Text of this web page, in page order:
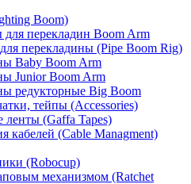
Boom)
для перекладин Boom Arm
перекладины (Pipe Boom Rig)
Baby Boom Arm
Junior Boom Arm
редукторные Big Boom
тейпы (Accessories)
(Gaffa Tapes)
кабелей (Cable Managment)
(Robocup)
механизмом (Ratchet